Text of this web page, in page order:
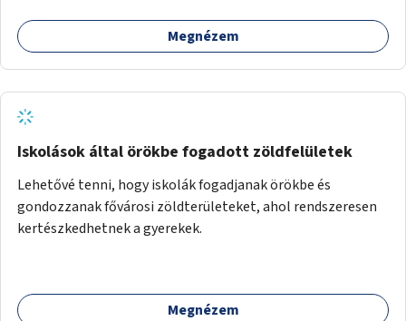
Megnézem
Iskolások által örökbe fogadott zöldfelületek
Lehetővé tenni, hogy iskolák fogadjanak örökbe és
gondozzanak fővárosi zöldterületeket, ahol rendszeresen
kertészkedhetnek a gyerekek.
Megnézem